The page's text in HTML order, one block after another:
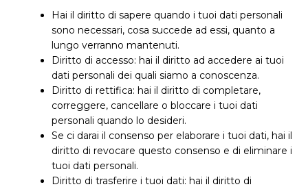
Hai il diritto di sapere quando i tuoi dati personali
sono necessari, cosa succede ad essi, quanto a
lungo verranno mantenuti.
Diritto di accesso: hai il diritto ad accedere ai tuoi
dati personali dei quali siamo a conoscenza.
Diritto di rettifica: hai il diritto di completare,
correggere, cancellare o bloccare i tuoi dati
personali quando lo desideri.
Se ci darai il consenso per elaborare i tuoi dati, hai il
diritto di revocare questo consenso e di eliminare i
tuoi dati personali.
Diritto di trasferire i tuoi dati: hai il diritto di